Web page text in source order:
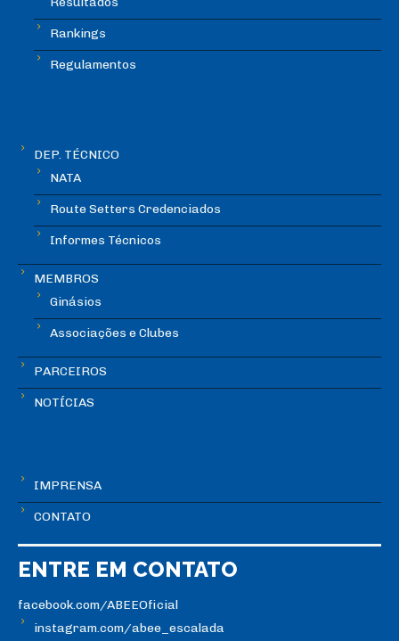
Rankings
Regulamentos
DEP. TÉCNICO
NATA
Route Setters Credenciados
Informes Técnicos
MEMBROS
Ginásios
Associações e Clubes
PARCEIROS
NOTÍCIAS
IMPRENSA
CONTATO
ENTRE EM CONTATO
facebook.com/ABEEOficial
instagram.com/abee_escalada